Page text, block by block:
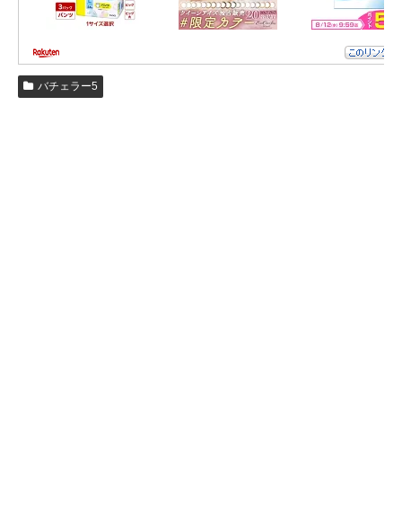
肩のチュールのフリルや胸元の刺繍が
とても可愛らしいワンピースですね！
バチェラー5